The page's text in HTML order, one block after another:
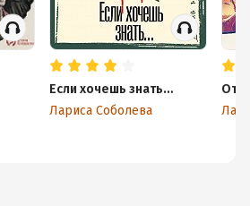
Если хочешь знать…
Лариса Соболева